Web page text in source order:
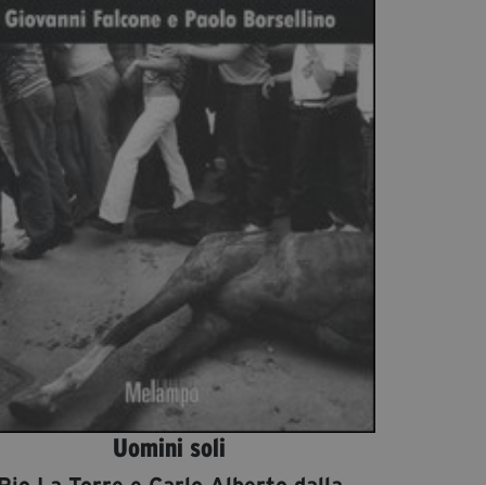
Diventa Partner
Dona
Fondazione Trame
Chi Siamo
Civico Trame
#Trameascuola
Mostra 3D - Visioni Civiche
Il Diritto di Essere
Archivio Storico
Uomini soli